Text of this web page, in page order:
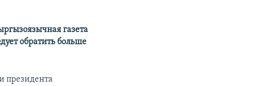
газета
обратить больше
президента